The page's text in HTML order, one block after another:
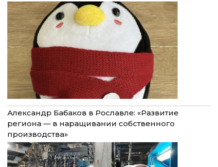
Александр Бабаков в Рославле: «Развитие
региона — в наращивании собственного
производства»